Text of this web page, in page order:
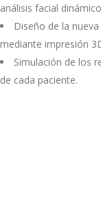
análisis facial
Diseño de la
mediante impresión
Simulación de los
de cada paciente.